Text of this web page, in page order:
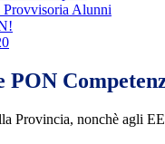
Alunni
PON
Provincia, nonchè agli